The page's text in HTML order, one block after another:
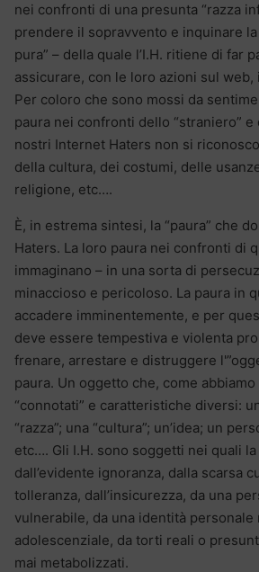
nei confronti di una presunta “razza
prendere il sopravvento e inquinare la
pura” – della quale l’I.H. ritiene di far
assicurare, con le loro azioni sul web,
Per coloro che sono mossi da
paura nei confronti dello “straniero”
nostri Internet Haters non si
della cultura, dei costumi, delle
religione, etc….
È, in estrema sintesi, la “paura” che
Haters. La loro paura nei confronti di
immaginano – in una sorta di
minaccioso e pericoloso. La paura in
accadere imminentemente, e per
deve essere tempestiva e violenta
frenare, arrestare e distruggere
paura. Un oggetto che, come
“connotati” e caratteristiche diversi:
“razza”; una “cultura”; un’idea; un
etc…. Gli I.H. sono soggetti nei quali la
dall’evidente ignoranza, dalla scarsa
tolleranza, dall’insicurezza, da una
vulnerabile, da una identità personale
adolescenziale, da torti reali o
mai metabolizzati.